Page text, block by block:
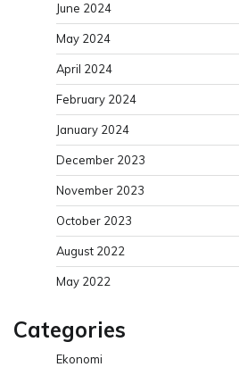
June 2024
May 2024
April 2024
February 2024
January 2024
December 2023
November 2023
October 2023
August 2022
May 2022
Categories
Ekonomi